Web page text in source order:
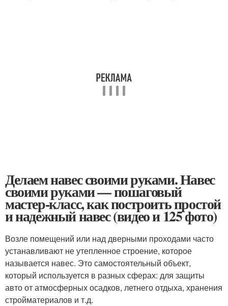
Делаем навес своими руками. Навес
своими руками — пошаговый
мастер-класс, как построить простой
и надежный навес (видео и 125 фото)
Возле помещений или над дверными проходами часто
устанавливают не утепленное строение, которое
называется навес. Это самостоятельный объект,
который используется в разных сферах: для защиты
авто от атмосферных осадков, летнего отдыха, хранения
стройматериалов и т.д.